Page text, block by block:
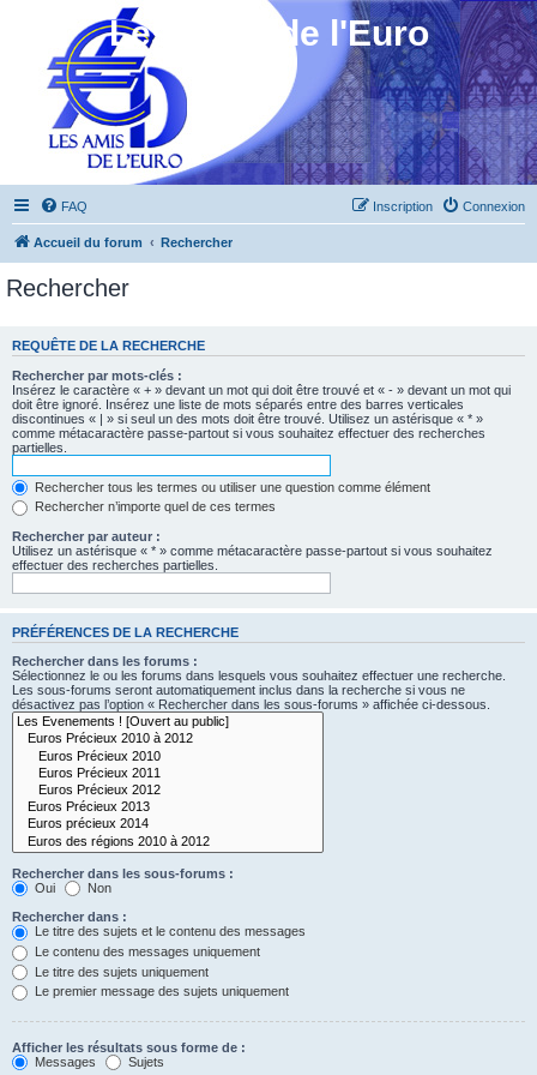
Les Amis de l'Euro
FAQ Connexion
Inscription
Accueil du forum Rechercher
Rechercher
REQUÊTE DE LA RECHERCHE
Rechercher par mots-clés :
Insérez le caractère « + » devant un mot qui doit être trouvé et « - » devant un mot qui
doit être ignoré. Insérez une liste de mots séparés entre des barres verticales
discontinues « | » si seul un des mots doit être trouvé. Utilisez un astérisque « * »
comme métacaractère passe-partout si vous souhaitez effectuer des recherches
partielles.
Rechercher tous les termes ou utiliser une question comme élément
Rechercher n’importe quel de ces termes
Rechercher par auteur :
Utilisez un astérisque « * » comme métacaractère passe-partout si vous souhaitez
effectuer des recherches partielles.
PRÉFÉRENCES DE LA RECHERCHE
Rechercher dans les forums :
Sélectionnez le ou les forums dans lesquels vous souhaitez effectuer une recherche.
Les sous-forums seront automatiquement inclus dans la recherche si vous ne
désactivez pas l’option « Rechercher dans les sous-forums » affichée ci-dessous.
Rechercher dans les sous-forums :
Oui
Non
Rechercher dans :
Le titre des sujets et le contenu des messages
Le contenu des messages uniquement
Le titre des sujets uniquement
Le premier message des sujets uniquement
Afficher les résultats sous forme de :
Messages
Sujets